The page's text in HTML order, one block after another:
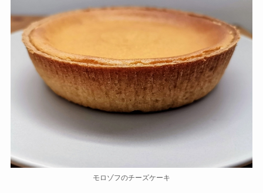
モロゾフのチーズケーキ